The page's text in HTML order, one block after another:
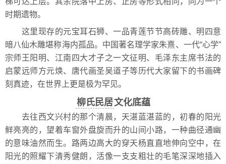
时期遗物。
这里现存的元宝耳石狮、一品青莲节节高砖雕、明四意
暗八仙木雕堪称海内孤品。中国著名理学家朱熹、一代“心学”
宗师王阳明、江南四大才子之一文征明、毛泽东主席书法的
启蒙远师方元焕、唐代画圣吴道子等历代大家留下的书画碑
刻真迹，在世界上更是极为罕见。
柳氏民居文化底蕴
去往西文兴村的那个清晨，天湛蓝湛蓝的，初春的阳光
鲜亮亮的，望着车窗外盘旋而升的山间小路，一种曲径通幽
的意味油然而生。路两边高大的穿天杨直直地伸向空中，在
阳光的照耀下清秀健朗，活像一支支粗壮的毛笔深深地插入